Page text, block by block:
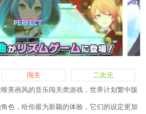
闯关
二次元
美画风的音乐闯关类游戏，世界计划繁中版
角色，给你最为新颖的体验，它们的设定更加